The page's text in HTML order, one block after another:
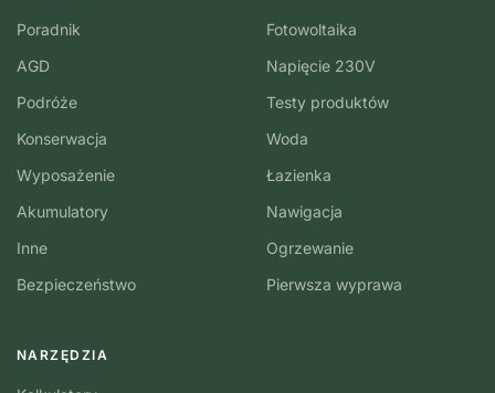
Poradnik
AGD
Podróże
Konserwacja
Wyposażenie
Akumulatory
Inne
Bezpieczeństwo
Fotowoltaika
Napięcie 230V
Testy produktów
Woda
Łazienka
Nawigacja
Ogrzewanie
Pierwsza wyprawa
NARZĘDZIA